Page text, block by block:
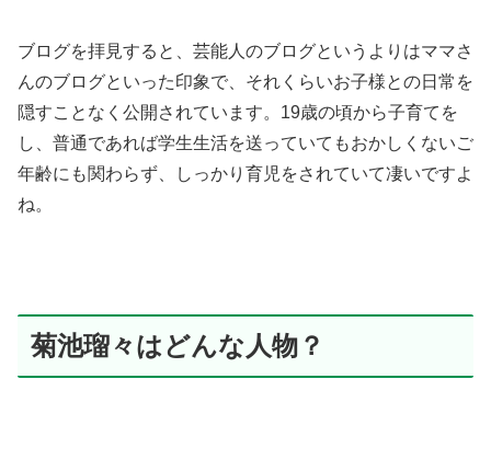
ブログを拝見すると、芸能人のブログというよりはママさ
んのブログといった印象で、それくらいお子様との日常を
隠すことなく公開されています。19歳の頃から子育てを
し、普通であれば学生生活を送っていてもおかしくないご
年齢にも関わらず、しっかり育児をされていて凄いですよ
ね。
菊池瑠々はどんな人物？